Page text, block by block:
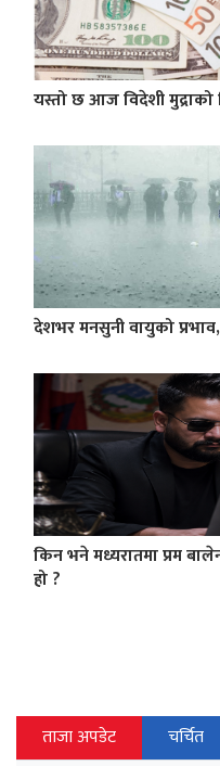
यस्तो छ आज विदेशी मुद्राको
देशभर मनसुनी वायुको प्रभाव,
किन भने मध्यरातमा प्रम
हो ?
ताजा अपडेट चर्चित